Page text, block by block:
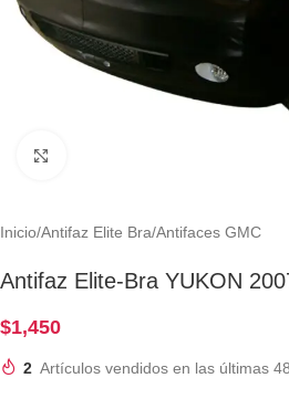
Inicio/Antifaz Elite Bra/Antifaces GMC
Antifaz Elite-Bra YUKON
$1,450
2 Artículos vendidos en las últimas